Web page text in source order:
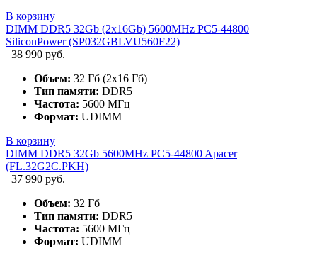
В корзину
DIMM DDR5 32Gb (2x16Gb) 5600MHz PC5-44800
SiliconPower (SP032GBLVU560F22)
38 990 руб.
Объем: 32 Гб (2х16 Гб)
Тип памяти: DDR5
Частота: 5600 МГц
Формат: UDIMM
В корзину
DIMM DDR5 32Gb 5600MHz PC5-44800 Apacer
(FL.32G2C.PKH)
37 990 руб.
Объем: 32 Гб
Тип памяти: DDR5
Частота: 5600 МГц
Формат: UDIMM